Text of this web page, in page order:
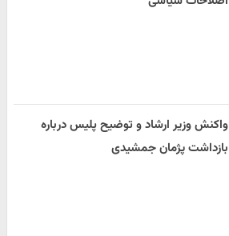
واکنش وزیر ارشاد و توضیح پلیس درباره
بازداشت پژمان جمشیدی